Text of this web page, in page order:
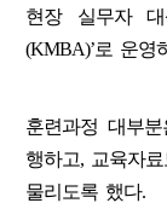
현장 실무자
(KMBA)’로 운영
훈련과정 대부
행하고, 교육자
물리도록 했다.